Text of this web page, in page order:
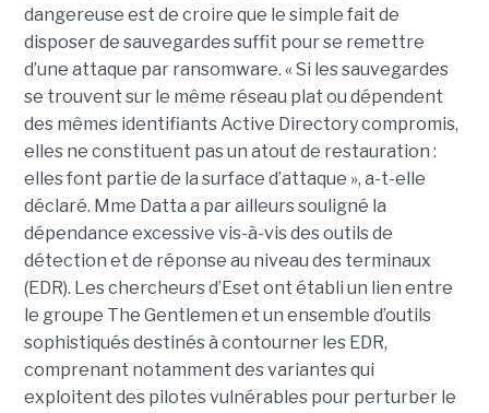
dangereuse est de croire que le simple fait de
disposer de sauvegardes suffit pour se remettre
d’une attaque par ransomware. « Si les sauvegardes
se trouvent sur le même réseau plat ou dépendent
des mêmes identifiants Active Directory compromis,
elles ne constituent pas un atout de restauration :
elles font partie de la surface d’attaque », a-t-elle
déclaré. Mme Datta a par ailleurs souligné la
dépendance excessive vis-à-vis des outils de
détection et de réponse au niveau des terminaux
(EDR). Les chercheurs d’Eset ont établi un lien entre
le groupe The Gentlemen et un ensemble d’outils
sophistiqués destinés à contourner les EDR,
comprenant notamment des variantes qui
exploitent des pilotes vulnérables pour perturber le